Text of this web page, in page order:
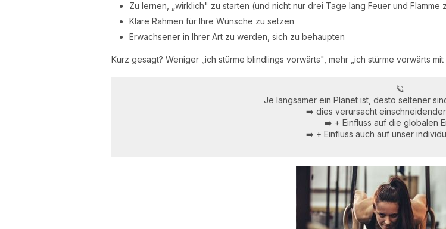
Zu lernen, „wirklich" zu starten (und nicht nur drei Tage lang Feuer und Flamme
Klare Rahmen für Ihre Wünsche zu setzen
Erwachsener in Ihrer Art zu werden, sich zu behaupten
Kurz gesagt? Weniger „ich stürme blindlings vorwärts", mehr „ich stürme vorwärts mit
🪐
Je langsamer ein Planet ist, desto seltener
➡️ dies verursacht
➡️ + Einfluss auf die globalen
➡️ + Einfluss auch auf unser